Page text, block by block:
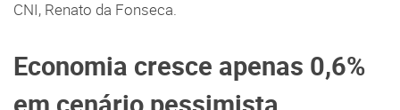
CNI, Renato da Fonseca.
Economia cresce apenas 0,6%